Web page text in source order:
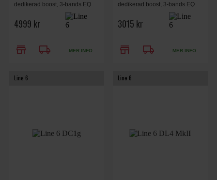
dedikerad boost, 3-bands EQ
med presence, 24 olika effekter,
effektloop, ställbar output power,
4999 kr
store local_shipping MER INFO
dedikerad boost, 3-bands EQ
med presence, 24 olika effekter,
effektloop, ställbar output power,
3015 kr
store local_shipping MER INFO
Line 6 Line 6